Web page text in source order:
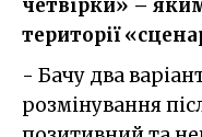
четвірки» –
території
- Бачу два
розмінування